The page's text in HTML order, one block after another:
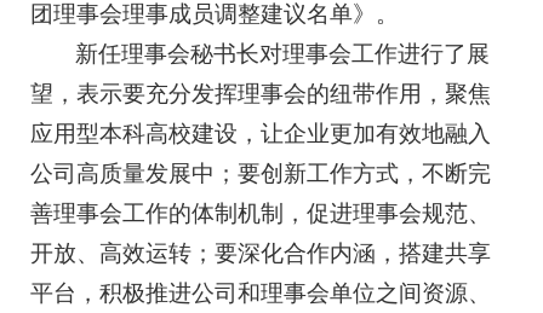
团理事会理事成员调整建议名单》。
新任理事会秘书长对理事会工作进行了展
望，表示要充分发挥理事会的纽带作用，聚焦
应用型本科高校建设，让企业更加有效地融入
公司高质量发展中；要创新工作方式，不断完
善理事会工作的体制机制，促进理事会规范、
开放、高效运转；要深化合作内涵，搭建共享
平台，积极推进公司和理事会单位之间资源、